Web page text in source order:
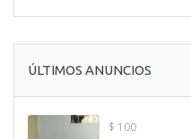
ÚLTIMOS ANUNCIOS
$ 100